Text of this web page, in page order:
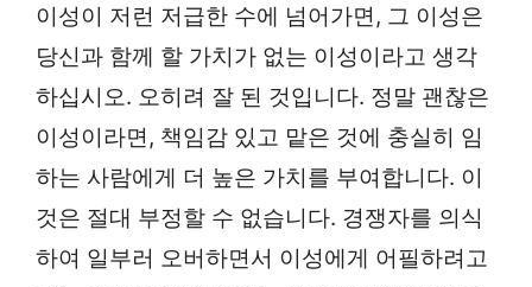
이성이 저런 저급한 수에 넘어가면, 그 이성은
당신과 함께 할 가치가 없는 이성이라고 생각
하십시오. 오히려 잘 된 것입니다. 정말 괜찮은
이성이라면, 책임감 있고 맡은 것에 충실히 임
하는 사람에게 더 높은 가치를 부여합니다. 이
것은 절대 부정할 수 없습니다. 경쟁자를 의식
하여 일부러 오버하면서 이성에게 어필하려고